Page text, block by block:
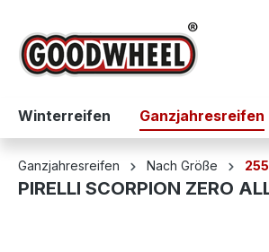
Zur Hauptnavigation springen
Winterreifen Ganzjahresreifen
Ganzjahresreifen Nach Größe
PIRELLI SCORPION ZERO